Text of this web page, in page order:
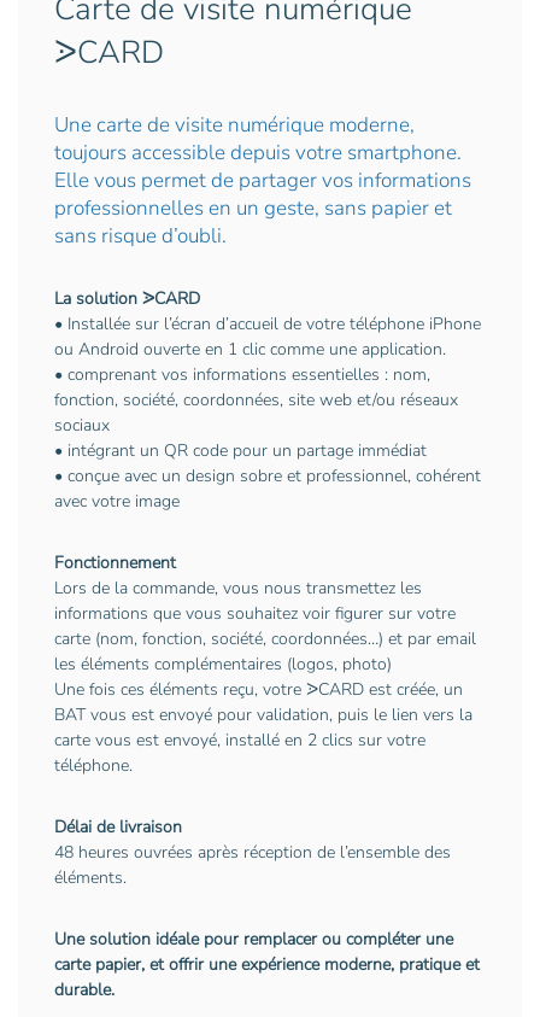
Carte de visite numérique
ᐷCARD
Une carte de visite numérique moderne,
toujours accessible depuis votre smartphone.
Elle vous permet de partager vos informations
professionnelles en un geste, sans papier et
sans risque d’oubli.
La solution ᐷCARD
• Installée sur l’écran d’accueil de votre téléphone iPhone
ou Android ouverte en 1 clic comme une application.
• comprenant vos informations essentielles : nom,
fonction, société, coordonnées, site web et/ou réseaux
sociaux
• intégrant un QR code pour un partage immédiat
• conçue avec un design sobre et professionnel, cohérent
avec votre image
Fonctionnement
Lors de la commande, vous nous transmettez les
informations que vous souhaitez voir figurer sur votre
carte (nom, fonction, société, coordonnées…) et par email
les éléments complémentaires (logos, photo)
Une fois ces éléments reçu, votre ᐷCARD est créée, un
BAT vous est envoyé pour validation, puis le lien vers la
carte vous est envoyé, installé en 2 clics sur votre
téléphone.
Délai de livraison
48 heures ouvrées après réception de l’ensemble des
éléments.
Une solution idéale pour remplacer ou compléter une
carte papier, et offrir une expérience moderne, pratique et
durable.